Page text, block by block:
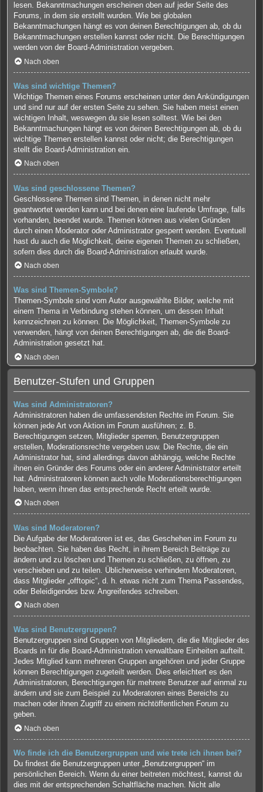
lesen. Bekanntmachungen erscheinen oben auf jeder Seite des
Forums, in dem sie erstellt wurden. Wie bei globalen
Bekanntmachungen hängt es von deinen Berechtigungen ab, ob du
Bekanntmachungen erstellen kannst oder nicht. Die Berechtigungen
werden von der Board-Administration vergeben.
Nach oben
Was sind wichtige Themen?
Wichtige Themen eines Forums erscheinen unter den Ankündigungen
und sind nur auf der ersten Seite zu sehen. Sie haben meist einen
wichtigen Inhalt, weswegen du sie lesen solltest. Wie bei den
Bekanntmachungen hängt es von deinen Berechtigungen ab, ob du
wichtige Themen erstellen kannst oder nicht; die Berechtigungen
stellt die Board-Administration ein.
Nach oben
Was sind geschlossene Themen?
Geschlossene Themen sind Themen, in denen nicht mehr
geantwortet werden kann und bei denen eine laufende Umfrage, falls
vorhanden, beendet wurde. Themen können aus vielen Gründen
durch einen Moderator oder Administrator gesperrt werden. Eventuell
hast du auch die Möglichkeit, deine eigenen Themen zu schließen,
sofern dies durch die Board-Administration erlaubt wurde.
Nach oben
Was sind Themen-Symbole?
Themen-Symbole sind vom Autor ausgewählte Bilder, welche mit
einem Thema in Verbindung stehen können, um dessen Inhalt
kennzeichnen zu können. Die Möglichkeit, Themen-Symbole zu
verwenden, hängt von deinen Berechtigungen ab, die die Board-
Administration gesetzt hat.
Nach oben
Benutzer-Stufen und Gruppen
Was sind Administratoren?
Administratoren haben die umfassendsten Rechte im Forum. Sie
können jede Art von Aktion im Forum ausführen; z. B.
Berechtigungen setzen, Mitglieder sperren, Benutzergruppen
erstellen, Moderationsrechte vergeben usw. Die Rechte, die ein
Administrator hat, sind allerdings davon abhängig, welche Rechte
ihnen ein Gründer des Forums oder ein anderer Administrator erteilt
hat. Administratoren können auch volle Moderationsberechtigungen
haben, wenn ihnen das entsprechende Recht erteilt wurde.
Nach oben
Was sind Moderatoren?
Die Aufgabe der Moderatoren ist es, das Geschehen im Forum zu
beobachten. Sie haben das Recht, in ihrem Bereich Beiträge zu
ändern und zu löschen und Themen zu schließen, zu öffnen, zu
verschieben und zu teilen. Üblicherweise verhindern Moderatoren,
dass Mitglieder „offtopic“, d. h. etwas nicht zum Thema Passendes,
oder Beleidigendes bzw. Angreifendes schreiben.
Nach oben
Was sind Benutzergruppen?
Benutzergruppen sind Gruppen von Mitgliedern, die die Mitglieder des
Boards in für die Board-Administration verwaltbare Einheiten aufteilt.
Jedes Mitglied kann mehreren Gruppen angehören und jeder Gruppe
können Berechtigungen zugeteilt werden. Dies erleichtert es den
Administratoren, Berechtigungen für mehrere Benutzer auf einmal zu
ändern und sie zum Beispiel zu Moderatoren eines Bereichs zu
machen oder ihnen Zugriff zu einem nichtöffentlichen Forum zu
geben.
Nach oben
Wo finde ich die Benutzergruppen und wie trete ich ihnen bei?
Du findest die Benutzergruppen unter „Benutzergruppen“ im
persönlichen Bereich. Wenn du einer beitreten möchtest, kannst du
dies mit der entsprechenden Schaltfläche machen. Nicht alle